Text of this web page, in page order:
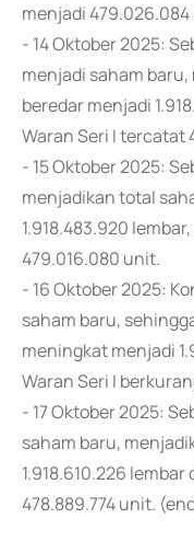
menjadi
- 14 Oktober 2025:
menjadi saham
beredar menjadi
Waran Seri I tercatat
- 15 Oktober 2025:
menjadikan total
1.918.483.920
479.016.080 unit.
- 16 Oktober 2025:
saham baru,
meningkat menjadi
Waran Seri I
- 17 Oktober 2025:
saham baru,
1.918.610.226
478.889.774 unit.